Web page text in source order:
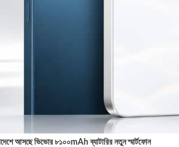
আসছে ভিভোর ৮১০০mAh ব্যাটারির নতুন স্মার্টফোন